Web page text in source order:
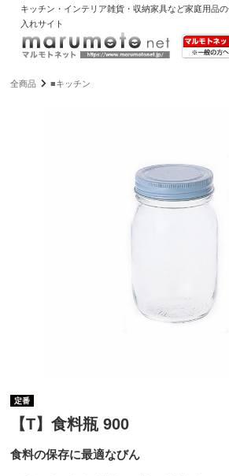
キッチン・インテリア雑貨・収納家具など家庭用品
入れサイト
全商品 ■キッチン
定番
【T】食料瓶 900
食料の保存に最適なびん